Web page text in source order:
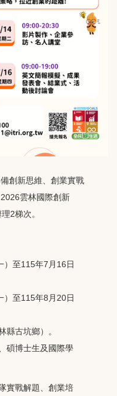
創新思維、創業實戰
雲林國際創新
2梯次。
）至115年7月16日
）至115年8月20日
縣古坑鄉）。
碩博士生及國際學
實戰解題、創業培